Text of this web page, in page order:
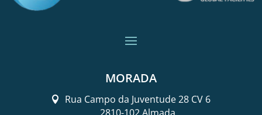
MORADA
Rua Campo da Juventude 28 CV 6